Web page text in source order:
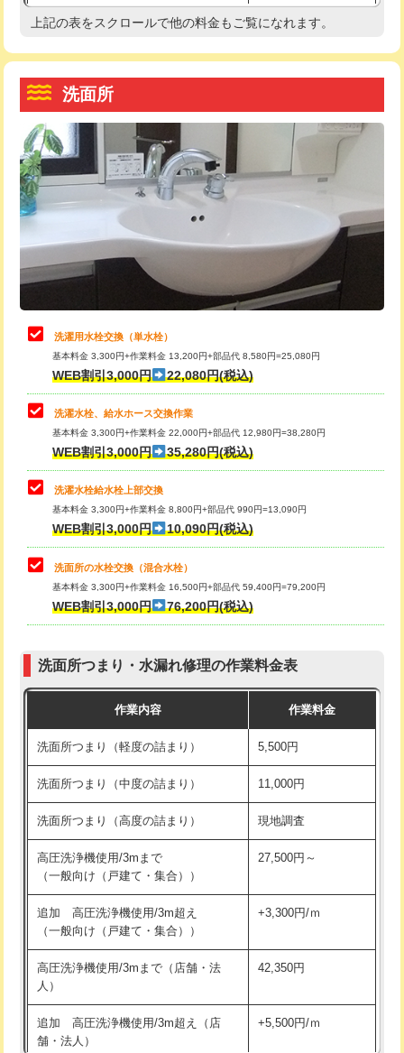
モルタル補修（厚さ10㎝超え） 38,500円
洗面台設置 38,500円
追加人工
廃棄・処分 現場見積
※給水管工事は20mmまでの価格です。
給水管工事※（支持金具設置) 5,500円
給水管工事※（保温材使用（バンド止
め込み）)
5,500円
給水管工事※（土の掘削・埋め戻し作
業)
11,000円
給水管工事※（塩ビ管（VP・HI）使
用/3ｍまで)
33,000円
給水管工事※（塩ビ管（VP・HI）使
用（追加）/3ｍ超え)
給水管工事※（ライニング鋼管・銅
管・ポリ管・HT管使用/3ｍまで)
44,000円
給水管工事※（ライニング鋼管・銅
管・ポリ管・HT管使用/3ｍ超え)
排水管工事（土の掘削・埋め戻し作
業）
排水管工事（排水管工事/3ｍまで） 55,000円
排水管工事（追加 排水管工事/3ｍ超
え）
マス交換（土の掘削・埋め戻し作業）
マス交換（深さ50㎝未満）
マス交換（深さ50㎝以上）
モルタル補修（厚さ10㎝まで） 27,500円
モルタル補修（厚さ10㎝超え） 38,500円
洗面台設置 38,500円
バスタブ設置 現場見積
追加人工 16,500円
廃棄・処分
※給水管工事は20mmまでの価格です。
高度高圧洗浄換 現地調査
トーラー機使用/3mまで
追加トーラー機使用/3m超え +3,300円
カメラ調査 33,000円
桝清掃
止水・漏水調査・防水処理・清掃・修
理・調整・分解・加工など（軽作業）
11,000円
止水・漏水調査・防水処理・清掃・修
理・調整・分解・加工など（中作業）
22,000円
止水・漏水調査・防水処理・清掃・修
理・調整・分解・加工など（重作業）
33,000円
キッチンタンク脱着
その他部品の脱着
交換・取付（タンク）
交換・取付(単水栓（壁付・デッキ
式）)
交換・取付(混合水栓（壁付・デッキ
式・ワンホール）)
16,500円+材料費
（P/S/ポップアップ））
交換・取付（その他部品） 11,000円+材料費
持込商品取付（単水栓） 13,200円
持込商品取付（混合水栓） 16,500円
持込商品取付（浄水器・分岐水栓） 16,500円
給水管工事※（ホール加工) 16,500円
給水管工事※（バンド止め)
給水管工事※（支持金具設置) 5,500円
給水管工事※（保温材使用（バンド止
め込み）)
5,500円
給水管工事※（土の掘削・埋め戻し作
業)
11,000円
上記の表をスクロールで他の料金もご覧になれます。
洗面所
洗濯用水栓交換（単水栓）
基本料金 3,300円+作業料金 13,200円+部品代 8,580円=25,080円
WEB割引3,000円 22,080円(税込)
洗濯水栓、給水ホース交換作業
基本料金 3,300円+作業料金 22,000円+部品代 12,980円=38,280円
WEB割引3,000円 35,280円(税込)
洗濯水栓給水栓上部交換
基本料金 3,300円+作業料金 8,800円+部品代 990円=13,090円
WEB割引3,000円 10,090円(税込)
洗面所の水栓交換（混合水栓）
基本料金 3,300円+作業料金 16,500円+部品代 59,400円=79,200円
WEB割引3,000円 76,200円(税込)
洗面所つまり・水漏れ修理の作業料金表
作業内容 作業料金
洗面所つまり（軽度の詰まり） 5,500円
洗面所つまり（中度の詰まり） 11,000円
洗面所つまり（高度の詰まり） 現地調査
高圧洗浄機使用/3mまで
（一般向け（戸建て・集合））
27,500円～
追加 高圧洗浄機使用/3m超え
（一般向け（戸建て・集合））
+3,300円/ｍ
高圧洗浄機使用/3mまで（店舗・法
人）
42,350円
追加 高圧洗浄機使用/3m超え（店
舗・法人）
+5,500円/ｍ